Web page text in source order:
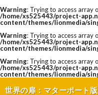
Warning: Trying to access array
/home/xs525443/project-
content/themes/lionmedia/
Warning: Trying to access array
/home/xs525443/project-
content/themes/lionmedia/
Warning: Trying to access array
/home/xs525443/project-
content/themes/lionmedia/
世界の扉：マターポート版